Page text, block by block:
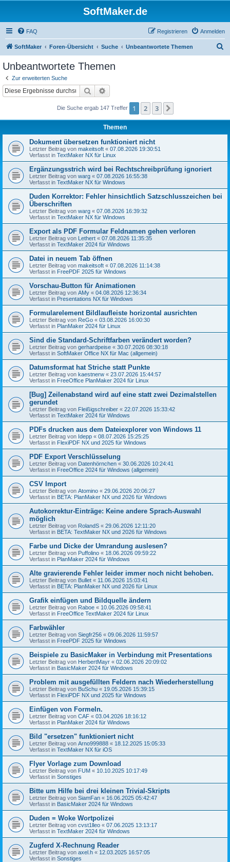
SoftMaker.de
FAQ Anmelden
Registrieren
SoftMaker Foren-Übersicht Suche Unbeantwortete Themen
Unbeantwortete Themen
Zur erweiterten Suche
Suche
Die Suche ergab 147 Treffer 1 2 3
Themen
Dokument übersetzen funktioniert nicht
Letzter Beitrag von makeitsoft « 07.08.2026 19:30:51
Verfasst in TextMaker NX für Linux
Ergänzungsstrich wird bei Rechtschreibprüfung ignoriert
Letzter Beitrag von warg « 07.08.2026 16:55:38
Verfasst in TextMaker NX für Windows
Duden Korrektor: Fehler hinsichtlich Satzschlusszeichen bei
Überschriften
Letzter Beitrag von warg « 07.08.2026 16:39:32
Verfasst in TextMaker NX für Windows
Export als PDF Formular Feldnamen gehen verloren
Letzter Beitrag von Lethert « 07.08.2026 11:35:35
Verfasst in TextMaker 2024 für Windows
Datei in neuem Tab öffnen
Letzter Beitrag von makeitsoft « 07.08.2026 11:14:38
Verfasst in FreePDF 2025 für Windows
Vorschau-Button für Animationen
Letzter Beitrag von AMy « 04.08.2026 12:36:34
Verfasst in Presentations NX für Windows
Formularelement Bildlaufleiste horizontal ausrichten
Letzter Beitrag von ReGo « 03.08.2026 16:00:30
Verfasst in PlanMaker 2024 für Linux
Sind die Standard-Schriftfarben verändert worden?
Letzter Beitrag von gerhardpeise « 30.07.2026 08:30:18
Verfasst in SoftMaker Office NX für Mac (allgemein)
Datumsformat hat Striche statt Punkte
Letzter Beitrag von kaestnerw « 23.07.2026 15:44:57
Verfasst in FreeOffice PlanMaker 2024 für Linux
[Bug] Zeilenabstand wird auf eine statt zwei Dezimalstellen
gerundet
Letzter Beitrag von Fleißigschreiber « 22.07.2026 15:33:42
Verfasst in TextMaker 2024 für Windows
PDFs drucken aus dem Dateiexplorer von Windows 11
Letzter Beitrag von Idepp « 08.07.2026 15:25:25
Verfasst in FlexiPDF NX und 2025 für Windows
PDF Export Verschlüsselung
Letzter Beitrag von Datenhörnchen « 30.06.2026 10:24:41
Verfasst in FreeOffice 2024 für Windows (allgemein)
CSV Import
Letzter Beitrag von Atomino « 29.06.2026 20:06:27
Verfasst in BETA: PlanMaker NX und 2026 für Windows
Autokorrektur-Einträge: Keine andere Sprach-Auswahl
möglich
Letzter Beitrag von RolandS « 29.06.2026 12:11:20
Verfasst in BETA: TextMaker NX und 2026 für Windows
Farbe und Dicke der Umrandung auslesen?
Letzter Beitrag von Puffolino « 18.06.2026 09:59:22
Verfasst in PlanMaker 2024 für Windows
Alte gravierende Fehler leider immer noch nicht behoben.
Letzter Beitrag von Bullet « 11.06.2026 15:03:41
Verfasst in BETA: PlanMaker NX und 2026 für Linux
Grafik einfügen und Bildquelle ändern
Letzter Beitrag von Raboe « 10.06.2026 09:58:41
Verfasst in FreeOffice TextMaker 2024 für Linux
Farbwähler
Letzter Beitrag von Siegfr256 « 09.06.2026 11:59:57
Verfasst in FreePDF 2025 für Windows
Beispiele zu BasicMaker in Verbindung mit Presentations
Letzter Beitrag von HerbertMayr « 02.06.2026 20:09:02
Verfasst in BasicMaker 2024 für Windows
Problem mit ausgefüllten Feldern nach Wiederherstellung
Letzter Beitrag von BuSchu « 19.05.2026 15:39:15
Verfasst in FlexiPDF NX und 2025 für Windows
Einfügen von Formeln.
Letzter Beitrag von CAF « 03.04.2026 18:16:12
Verfasst in PlanMaker 2024 für Windows
Bild "ersetzen" funktioniert nicht
Letzter Beitrag von Arno999888 « 18.12.2025 15:05:33
Verfasst in TextMaker NX für iOS
Flyer Vorlage zum Download
Letzter Beitrag von FUM « 10.10.2025 10:17:49
Verfasst in Sonstiges
Bitte um Hilfe bei drei kleinen Trivial-Skripts
Letzter Beitrag von SiamFan « 16.06.2025 05:42:47
Verfasst in BasicMaker 2024 für Windows
Duden = Woke Wortpolizei
Letzter Beitrag von cvst1lleo « 07.06.2025 13:13:17
Verfasst in TextMaker 2024 für Windows
Zugferd X-Rechnung Reader
Letzter Beitrag von axel.h « 12.03.2025 16:57:05
Verfasst in Sonstiges